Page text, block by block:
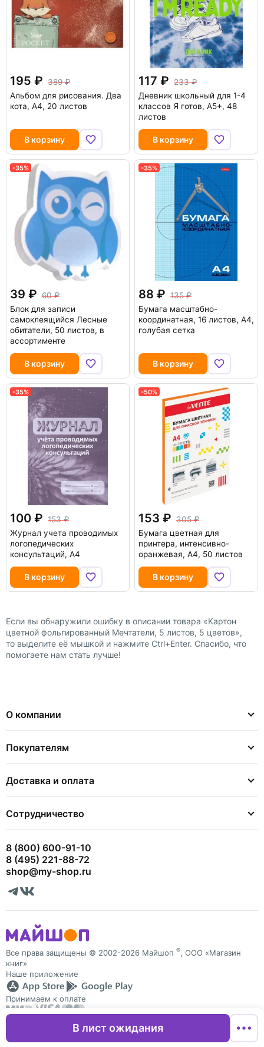
В лист ожидания
195
389
Альбом для рисования. Два
кота, А4, 20 листов
В корзину
117
233
Дневник школьный для 1-4
классов Я готов, А5+, 48
листов
В корзину
-35%
39
60
Блок для записи
самоклеящийся Лесные
обитатели, 50 листов, в
ассортименте
В корзину
-35%
88
135
Бумага масштабно-
координатная, 16 листов, А4,
голубая сетка
В корзину
-35%
100
153
Журнал учета проводимых
логопедических
консультаций, А4
В корзину
-50%
153
305
Бумага цветная для
принтера, интенсивно-
оранжевая, A4, 50 листов
В корзину
Если вы обнаружили ошибку в описании товара «Картон
цветной фольгированный Мечтатели, 5 листов, 5 цветов»,
то выделите её мышкой и нажмите Ctrl+Enter. Спасибо, что
помогаете нам стать лучше!
О компании
Покупателям
Доставка и оплата
Сотрудничество
8 (800) 600-91-10
8 (495) 221-88-72
shop@my-shop.ru
Все права защищены © 2002-2026 Майшоп ®, ООО «Магазин
книг»
Наше приложение
Принимаем к оплате